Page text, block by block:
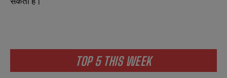
TOP 5 THIS WEEK